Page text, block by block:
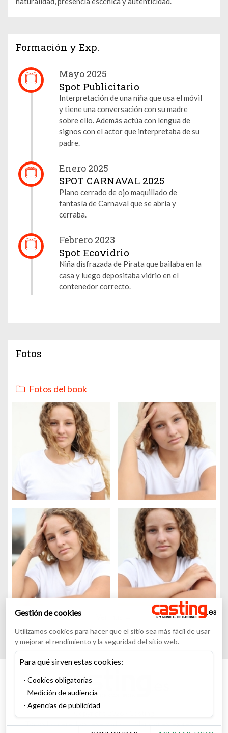
Formación y Exp.
Mayo 2025
Spot Publicitario
Interpretación de una niña que usa el móvil
y tiene una conversación con su madre
sobre ello. Además actúa con lengua de
signos con el actor que interpretaba de su
padre.
Enero 2025
SPOT CARNAVAL 2025
Plano cerrado de ojo maquillado de
fantasía de Carnaval que se abría y
cerraba.
Febrero 2023
Spot Ecovidrio
Niña disfrazada de Pirata que bailaba en la
casa y luego depositaba vidrio en el
contenedor correcto.
Fotos
Fotos del book
Todos los derechos reservados
Menciones legales
Gestión de cookies
Utilizamos cookies para hacer que el sitio sea más fácil de usar
y mejorar el rendimiento y la seguridad del sitio web.
Para qué sirven estas cookies:
Cookies obligatorias
Medición de audiencia
Agencias de publicidad